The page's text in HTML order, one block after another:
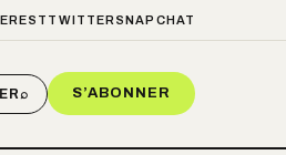
TWITTER SNAPCHAT
⌕ S’ABONNER